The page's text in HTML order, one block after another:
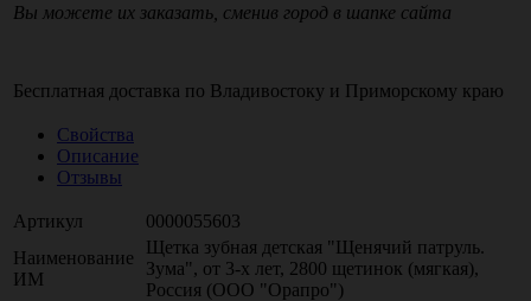
Вы можете их заказать, сменив город в шапке сайта
Бесплатная доставка по Владивостоку и Приморскому краю
Свойства
Описание
Отзывы
Артикул
0000055603
Наименование
ИМ
Щетка зубная детская "Щенячий патруль.
Зума", от 3-х лет, 2800 щетинок (мягкая),
Россия (ООО "Орапро")